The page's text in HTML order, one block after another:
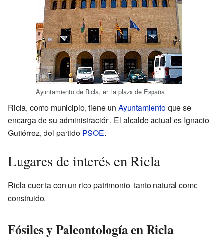
Ayuntamiento de Ricla, en la plaza de España
Ricla, como municipio, tiene un Ayuntamientoque se
encarga de su administración. El alcalde actual es Ignacio
Gutiérrez, del partido PSOE.
Lugares de interés en Ricla
Ricla cuenta con un rico patrimonio, tanto natural como
construido.
Fósiles y Paleontología en Ricla